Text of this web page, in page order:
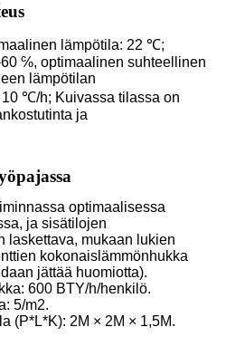
lämpötila: 22 ℃;
℅, optimaalinen suhteellinen
lämpötilan
℃/h; Kuivassa tilassa on
ja
optimaalisessa
ja sisätilojen
laskettava, mukaan lukien
kokonaislämmönhukka
jättää huomiotta).
600 BTY/h/henkilö.
5/m2.
(P*L*K): 2M × 2M × 1,5M.